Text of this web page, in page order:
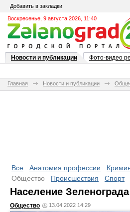
Добавить в закладки
Воскресенье, 9 августа 2026, 11:40
Новости и публикации Фото-видео
Главная Новости и публикации
Все Анатомия профессии
Общество
Происшествия Спорт
Население
Общество 13.04.2022 14:29